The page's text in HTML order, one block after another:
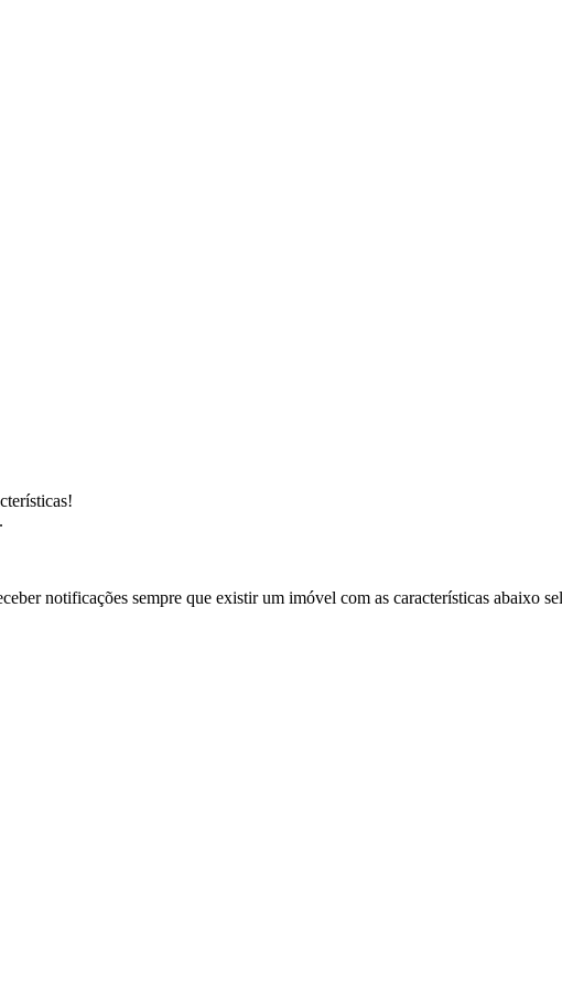
notificações sempre que existir um imóvel com as características abaixo